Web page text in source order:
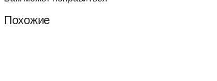
Похожие